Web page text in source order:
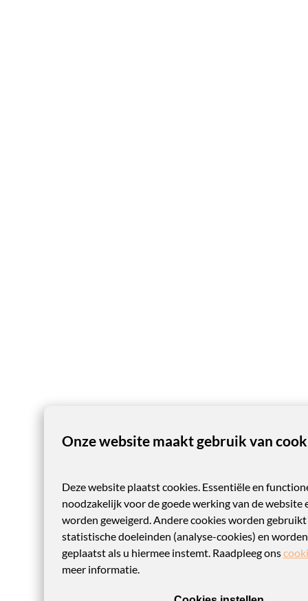
Onze website maakt gebruik van
Deze website plaatst cookies. Essentiële en
noodzakelijk voor de goede werking van de website
worden geweigerd. Andere cookies worden
statistische doeleinden (analyse-cookies) en
geplaatst als u hiermee instemt. Raadpleeg ons
meer informatie.